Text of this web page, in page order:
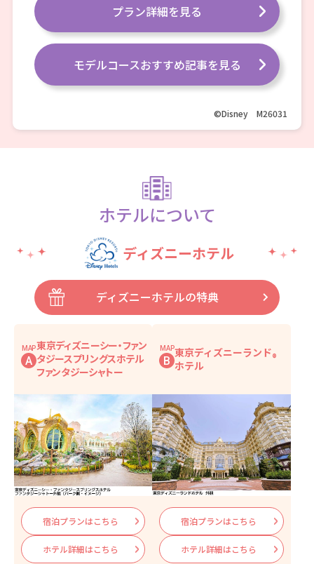
2連泊２朝食付き！
１泊目朝食6:30確約 ２泊目朝食8:00確約
１泊目朝食8:00確約 ２泊目朝食6:30確約
オールデイ・ダイニング
「ファンタジースプリングス・レストラン」
客室
・ベイエリアサイド スーペリア・アルコーヴル
・デラックスタイプ
モデルコース(一例）
1日目
東京ディズニーランド®でパークを満喫
憧れの東京ディズニーシー・ファンタジースプリ
ングスホテル ファンタジーシャトーに宿泊
2日目
6:30確約「ファンタジースプリング・レストラ
ン」で朝食
「ハッピーエントリー」でファンタジースプリング
プラン詳細を見る
モデルコースおすすめ記事を見る
©Disney M26031
ホテルについて
ディズニーホテル
ディズニーホテルの特典
MAP
A
東京ディズニーシー・ファン
タジースプリングスホテル
ファンタジーシャトー
宿泊プランはこちら
ホテル詳細はこちら
MAP
B
東京ディズニーランド®
ホテル
宿泊プランはこちら
ホテル詳細はこちら